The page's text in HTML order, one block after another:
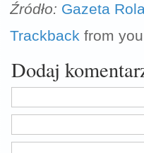
Źródło: Gazeta
Trackback from
Dodaj